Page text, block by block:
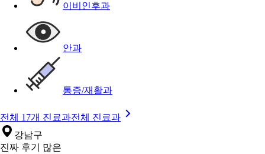
이비인후과
안과
통증/재활과
전체 17개 진료과전체 진료과
강남구
진짜 후기 많은